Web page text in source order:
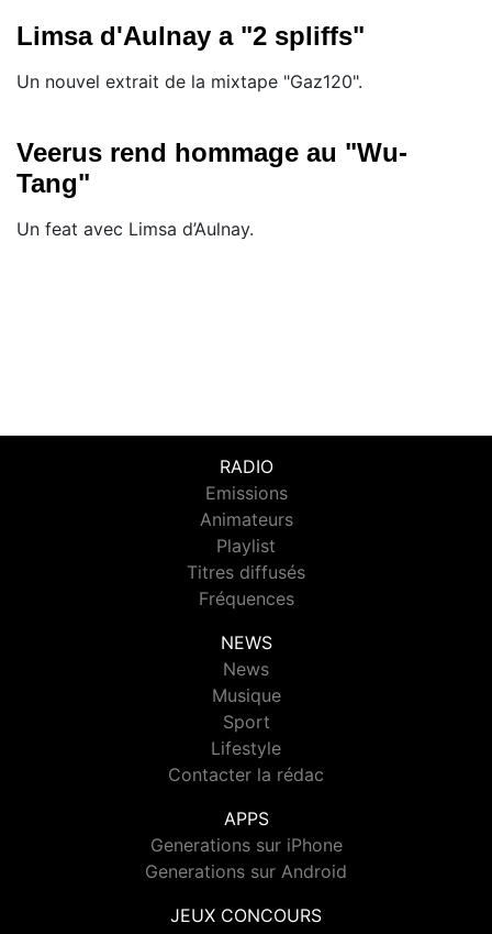
Limsa d'Aulnay a "2 spliffs"
Un nouvel extrait de la mixtape "Gaz120".
Veerus rend hommage au "Wu-
Tang"
Un feat avec Limsa d’Aulnay.
RADIO
Emissions
Animateurs
Playlist
Titres diffusés
Fréquences
NEWS
News
Musique
Sport
Lifestyle
Contacter la rédac
APPS
Generations sur iPhone
Generations sur Android
JEUX CONCOURS